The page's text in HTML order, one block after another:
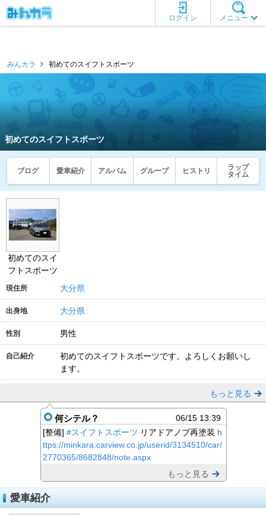
メニュー
ログイン
みんカラ 初めてのスイフトスポーツ
初めてのスイフトスポーツ
ブログ 愛車紹介 アルバム グループ ヒストリ
ラップ
タイム
初めてのスイ
フトスポーツ
現住所 大分県
出身地 大分県
性別 男性
自己紹介
初めてのスイフトスポーツです。よろしくお願いし
ます。
もっと見る
何シテル？
06/15 13:39
[整備] #スイフトスポーツ リアドアノブ再塗装 h
ttps://minkara.carview.co.jp/userid/3134510/car/
2770365/8682848/note.aspx
もっと見る
愛車紹介